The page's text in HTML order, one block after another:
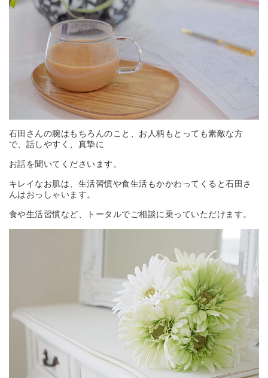
石田さんの腕はもちろんのこと、お人柄もとっても素敵な方
で、話しやすく、真摯に
お話を聞いてくださいます。
キレイなお肌は、生活習慣や食生活もかかわってくると石田さ
んはおっしゃいます。
食や生活習慣など、トータルでご相談に乗っていただけます。